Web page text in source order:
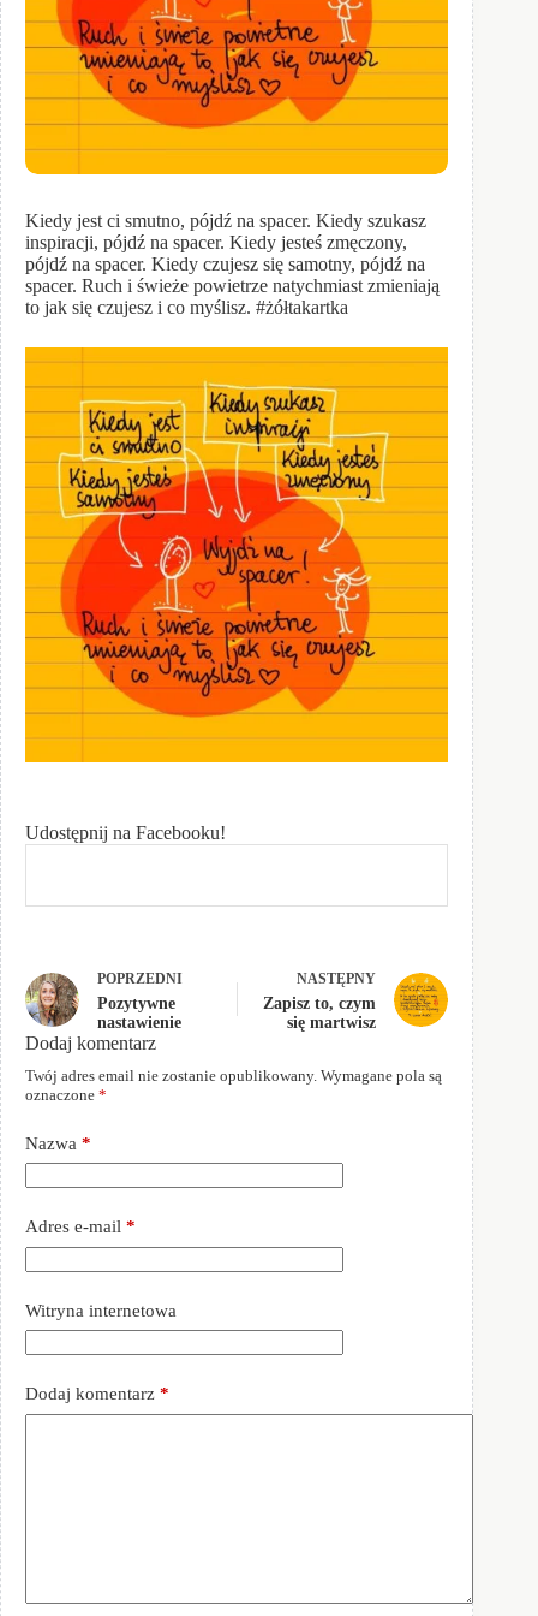
Kiedy jest ci smutno, pójdź na spacer. Kiedy szukasz
inspiracji, pójdź na spacer. Kiedy jesteś zmęczony,
pójdź na spacer. Kiedy czujesz się samotny, pójdź na
spacer. Ruch i świeże powietrze natychmiast zmieniają
to jak się czujesz i co myślisz. #żółtakartka
Udostępnij na Facebooku!
POPRZEDNI
Pozytywne
nastawienie
NASTĘPNY
Zapisz to, czym
się martwisz
Dodaj komentarz
Twój adres email nie zostanie opublikowany. Wymagane pola są
oznaczone *
Nazwa *
Adres e-mail *
Witryna internetowa
Dodaj komentarz *